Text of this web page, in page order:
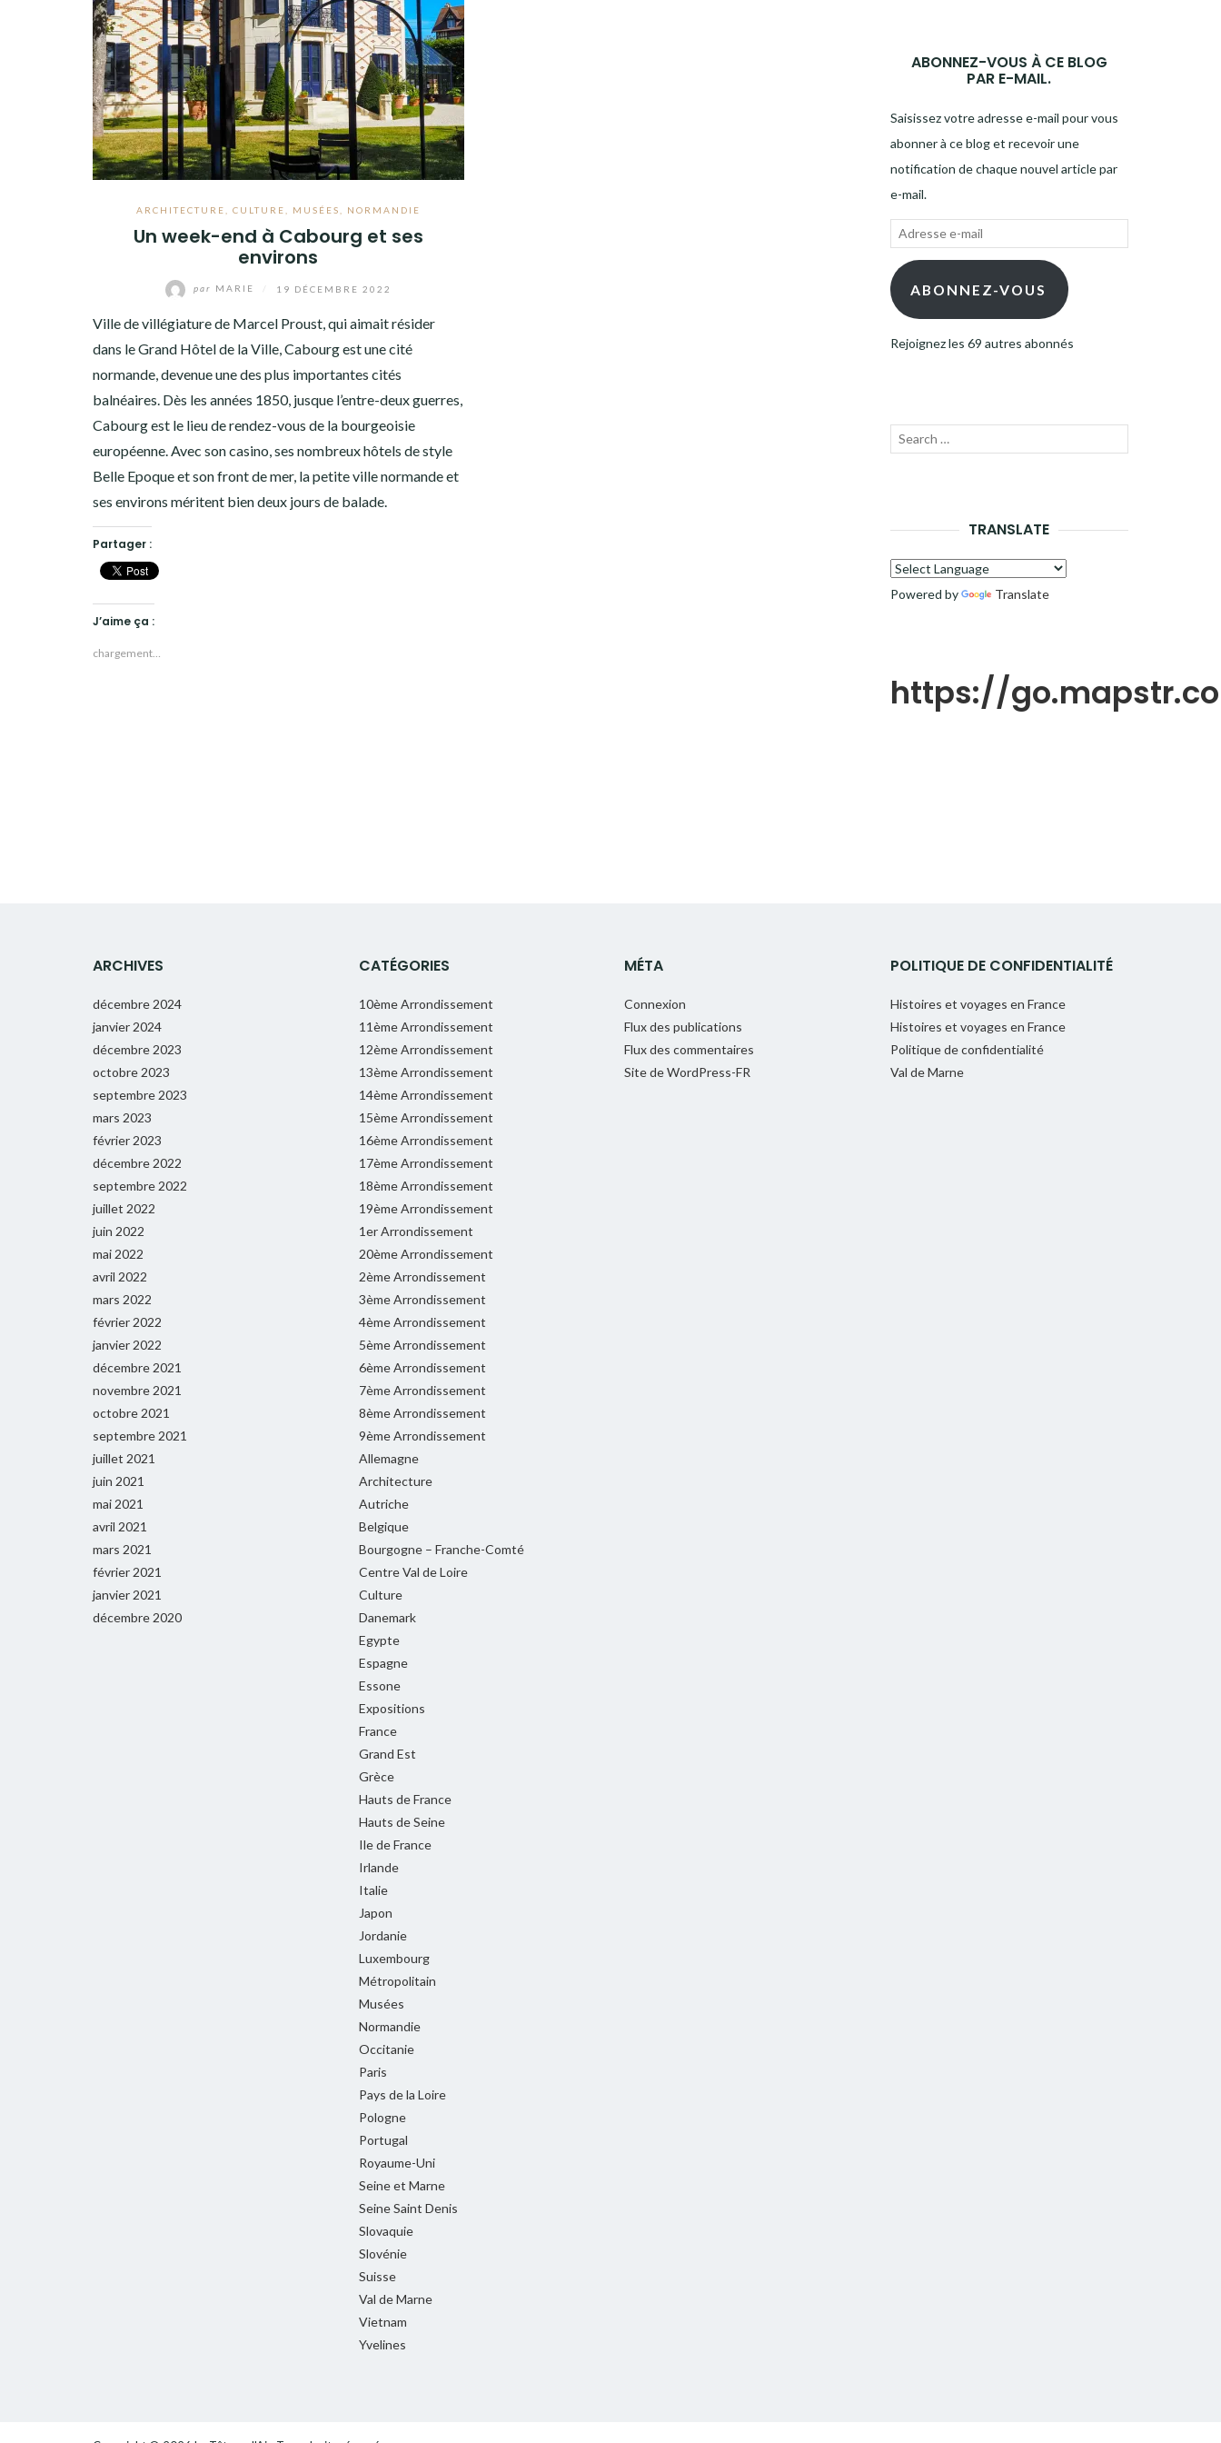
ARCHITECTURE CULTURE MUSÉES NORMANDIE
Un week-end à Cabourg et ses
environs
par MARIE 19 DÉCEMBRE 2022
Ville de villégiature de Marcel Proust, qui aimait résider
dans le Grand Hôtel de la Ville, Cabourg est une cité
normande, devenue une des plus importantes cités
balnéaires. Dès les années 1850, jusque l’entre-deux guerres,
Cabourg est le lieu de rendez-vous de la bourgeoisie
européenne. Avec son casino, ses nombreux hôtels de style
Belle Epoque et son front de mer, la petite ville normande et
ses environs méritent bien deux jours de balade.
Partager :
J’aime ça :
chargement…
ABONNEZ-VOUS À CE BLOG
PAR E-MAIL.
Saisissez votre adresse e-mail pour vous
abonner à ce blog et recevoir une
notification de chaque nouvel article par
e-mail.
Adresse
mail ABONNEZ-VOUS
Rejoignez les 69 autres abonnés
Recherche
TRANSLATE
Powered by Translate
https://
ARCHIVES
décembre 2024
janvier 2024
décembre 2023
octobre 2023
septembre 2023
mars 2023
février 2023
décembre 2022
septembre 2022
juillet 2022
juin 2022
mai 2022
avril 2022
mars 2022
février 2022
janvier 2022
décembre 2021
novembre 2021
octobre 2021
septembre 2021
juillet 2021
juin 2021
mai 2021
avril 2021
mars 2021
février 2021
janvier 2021
décembre 2020
CATÉGORIES
10ème Arrondissement
11ème Arrondissement
12ème Arrondissement
13ème Arrondissement
14ème Arrondissement
15ème Arrondissement
16ème Arrondissement
17ème Arrondissement
18ème Arrondissement
19ème Arrondissement
1er Arrondissement
20ème Arrondissement
2ème Arrondissement
3ème Arrondissement
4ème Arrondissement
5ème Arrondissement
6ème Arrondissement
7ème Arrondissement
8ème Arrondissement
9ème Arrondissement
Allemagne
Architecture
Autriche
Belgique
Bourgogne – Franche-Comté
Centre Val de Loire
Culture
Danemark
Egypte
Espagne
Essone
Expositions
France
Grand Est
Grèce
Hauts de France
Hauts de Seine
Ile de France
Irlande
Italie
Japon
Jordanie
Luxembourg
Métropolitain
Musées
Normandie
Occitanie
Paris
Pays de la Loire
Pologne
Portugal
Royaume-Uni
Seine et Marne
Seine Saint Denis
Slovaquie
Slovénie
Suisse
Val de Marne
Vietnam
Yvelines
MÉTA
Connexion
Flux des publications
Flux des commentaires
Site de WordPress-FR
POLITIQUE DE CONFIDENTIALITÉ
Histoires et voyages en France
Histoires et voyages en France
Politique de confidentialité
Val de Marne